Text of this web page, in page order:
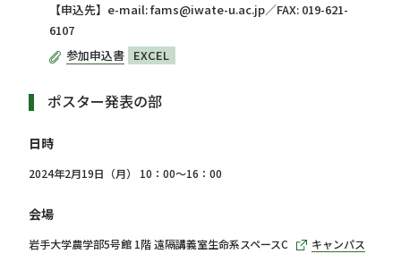
【申込先】e-mail: fams@iwate-u.ac.jp／FAX: 019-621-
6107
参加申込書 EXCEL
ポスター発表の部
日時
2024年2月19日（月） 10：00～16：00
会場
岩手大学農学部5号館 1階 遠隔講義室生命系スペースC
キャンパス